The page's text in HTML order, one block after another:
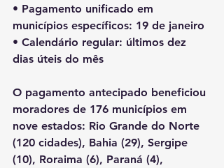
• Pagamento unificado em
municípios específicos: 19 de janeiro
• Calendário regular: últimos dez
dias úteis do mês
O pagamento antecipado beneficiou
moradores de 176 municípios em
nove estados: Rio Grande do Norte
(120 cidades), Bahia (29), Sergipe
(10), Roraima (6), Paraná (4),